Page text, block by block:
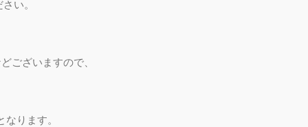
い。
ございますので、
ります。